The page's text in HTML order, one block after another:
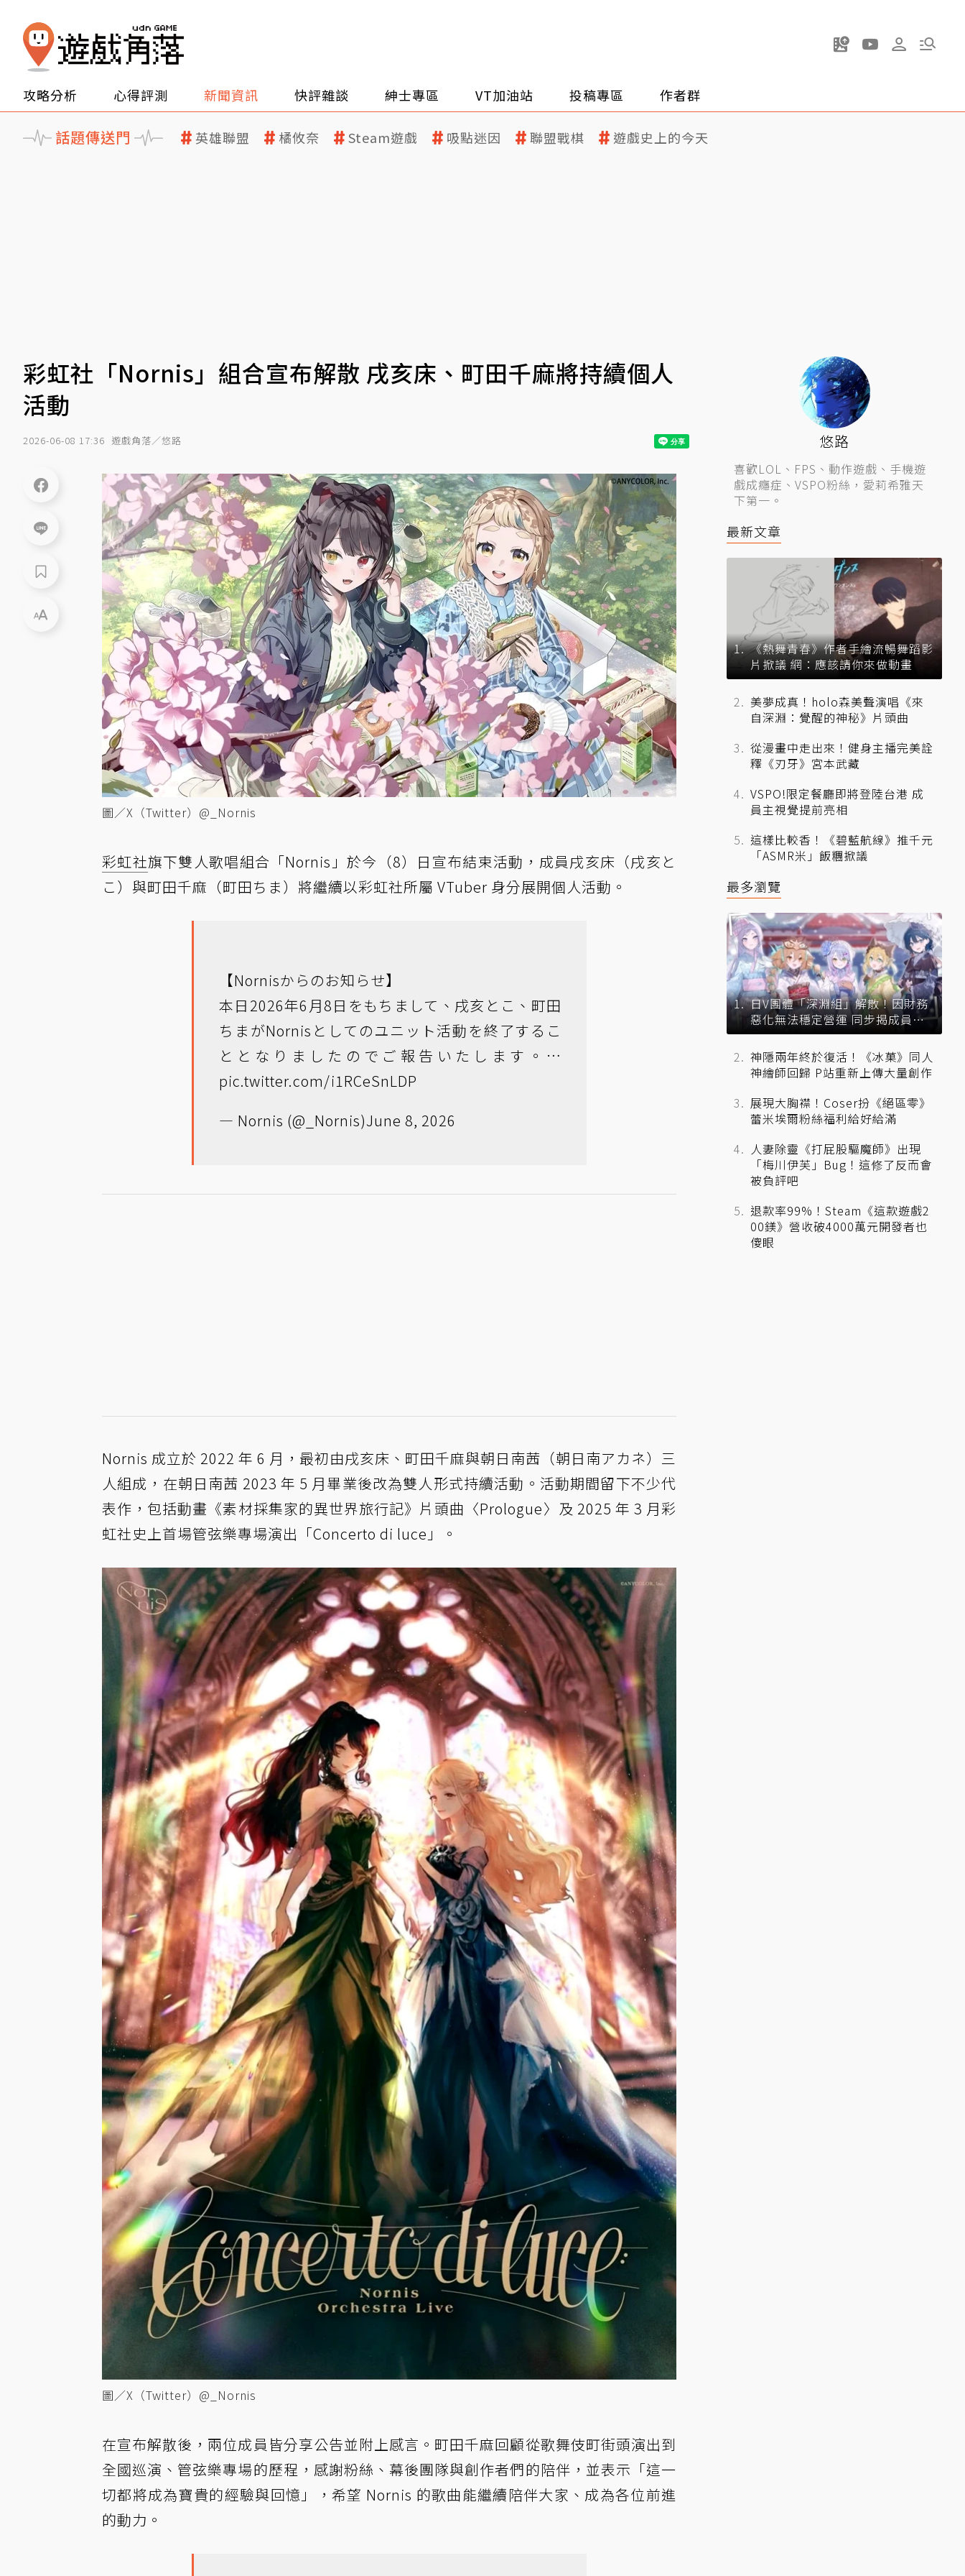
攻略分析 心得評測 新聞資訊 快評雜談 紳士專區 VT加油站 投稿專區 作者群
話題傳送門 英雄聯盟 橘攸奈 Steam遊戲 吸點迷因 聯盟戰棋 遊戲史上的今天
彩虹社「Nornis」組合宣布解散 戌亥床、町田千麻將持續個人
活動
2026-06-08 17:36 遊戲角落／悠路
圖／X（Twitter）@_Nornis
彩虹社旗下雙人歌唱組合「Nornis」於今（8）日宣布結束活動，成員戌亥床（戌亥と
こ） 與町田千麻（町田ちま） 將繼續以彩虹社所屬 VTuber 身分展開個人活動。
【Nornisからのお知らせ】
本日2026年6月8日をもちまして、戌亥とこ、町田
ちまがNornisとしてのユニット活動を終了するこ
ととなりましたのでご報告いたします。…
pic.twitter.com/i1RCeSnLDP
— Nornis (@_Nornis)June 8, 2026
Nornis 成立於 2022 年 6 月，最初由戌亥床、町田千麻與朝日南茜（朝日南アカネ）三
人組成，在朝日南茜 2023 年 5 月畢業後改為雙人形式持續活動。活動期間留下不少代
表作，包括動畫《素材採集家的異世界旅行記》片頭曲〈Prologue〉及 2025 年 3 月彩
虹社史上首場管弦樂專場演出「Concerto di luce」。
圖／X（Twitter）@_Nornis
在宣布解散後，兩位成員皆分享公告並附上感言。町田千麻回顧從歌舞伎町街頭演出到
全國巡演、管弦樂專場的歷程，感謝粉絲、幕後團隊與創作者們的陪伴，並表示「這一
切都將成為寶貴的經驗與回憶」，希望 Nornis 的歌曲能繼續陪伴大家、成為各位前進
的動力。
悠路
喜歡LOL、FPS、動作遊戲、手機遊
戲成癮症、VSPO粉絲，愛莉希雅天
下第一。
最新文章
《熱舞青春》作者手繪流暢舞蹈影
片掀議 網：應該請你來做動畫
美夢成真！holo森美聲演唱《來
自深淵：覺醒的神秘》片頭曲
從漫畫中走出來！健身主播完美詮
釋《刃牙》宮本武藏
VSPO!限定餐廳即將登陸台港 成
員主視覺提前亮相
這樣比較香！《碧藍航線》推千元
「ASMR米」飯糰掀議
最多瀏覽
日V團體「深淵組」解散！因財務
惡化無法穩定營運 同步揭成員未
來去向
神隱兩年終於復活！《冰菓》同人
神繪師回歸 P站重新上傳大量創作
展現大胸襟！Coser扮《絕區零》
蕾米埃爾粉絲福利給好給滿
人妻除靈《打屁股驅魔師》出現
「梅川伊芙」Bug！這修了反而會
被負評吧
退款率99%！Steam《這款遊戲2
00鎂》營收破4000萬元開發者也
傻眼